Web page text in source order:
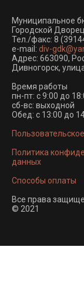
Муниципальное
Городской
Тел./факс: 8
e-mail: div-
Адрес: 663090,
Дивногорск,
Время работы
пн-пт: с 9:00 до
сб-вс: выходной
Обед: с 13:00 до
Политика
данных
Способы оплаты
Все права
© 2021